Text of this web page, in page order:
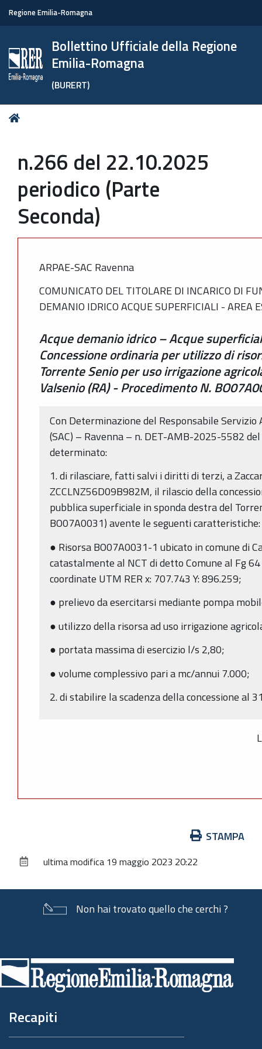
Regione Emilia-Romagna
Bollettino Ufficiale della Regione
Emilia-Romagna
(BURERT)
Tu
n.266 del 22.10.2025
periodico (Parte
Seconda)
ARPAE-SAC Ravenna
COMUNICATO DEL TITOLARE DI INCARICO DI
DEMANIO IDRICO ACQUE SUPERFICIALI - AREA
Acque demanio idrico – Acque
Concessione ordinaria per utilizzo di
Torrente Senio per uso irrigazione
Valsenio (RA) - Procedimento N.
Con Determinazione del Responsabile Servizio
(SAC) – Ravenna – n. DET-AMB-2025-5582
determinato:
1. di rilasciare, fatti salvi i diritti di terzi, a
ZCCLNZ56D09B982M, il rilascio della
pubblica superficiale in sponda destra del
BO07A0031) avente le seguenti caratteristiche:
● Risorsa BO07A0031-1 ubicato in comune di
catastalmente al NCT di detto Comune al Fg
coordinate UTM RER x: 707.743 Y: 896.259;
● prelievo da esercitarsi mediante pompa
● utilizzo della risorsa ad uso irrigazione
● portata massima di esercizio l/s 2,80;
● volume complessivo pari a mc/annui 7.000;
2. di stabilire la scadenza della concessione al
documento
STAMPA
ultima modifica 19 maggio 2023 20:22
Non hai trovato quello che cerchi ?
di
pagina
Recapiti